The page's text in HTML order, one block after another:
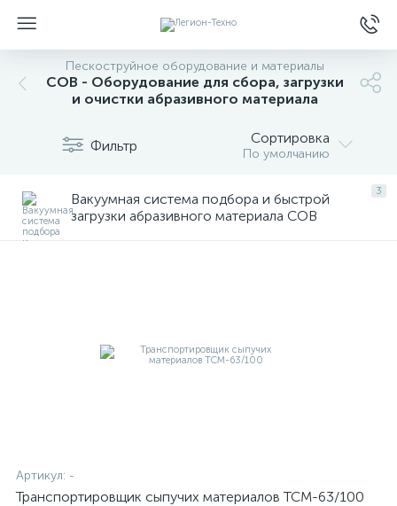
Пескоструйное оборудование и материалы
СОВ - Оборудование для сбора, загрузки
и очистки абразивного материала
Фильтр Сортировка
По умолчанию
3
Вакуумная система подбора и быстрой
загрузки абразивного материала СОВ
Артикул: -
Транспортировщик сыпучих материалов ТСМ-63/100